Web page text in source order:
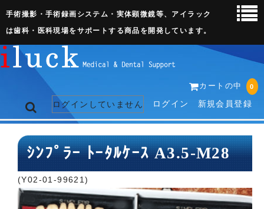
手術撮影・手術録画システム・実体顕微鏡等、アイラック
は歯科・医科現場をサポートする商品を開発しています。
カートの中 0
ログインしていません ログイン 新規会員登録
トップページ
歯科関連機器
ｼﾝﾌﾟﾗｰ ﾄｰﾀﾙｹｰｽ A3.5-M28
(Y02-01-99621)